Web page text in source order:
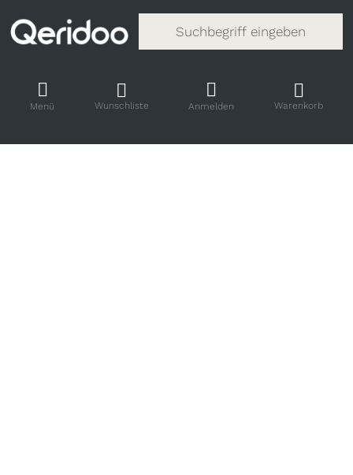
Menü Wunschliste Anmelden Warenkorb